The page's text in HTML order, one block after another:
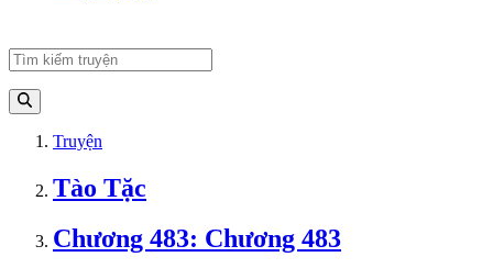
Truyện
Tào Tặc
Chương 483: Chương 483